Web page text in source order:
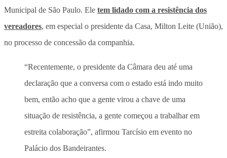
Municipal de São Paulo. Ele tem lidado com a resistência dos
vereadores, em especial o presidente da Casa, Milton Leite (União),
no processo de concessão da companhia.
“Recentemente, o presidente da Câmara deu até uma
declaração que a conversa com o estado está indo muito
bem, então acho que a gente virou a chave de uma
situação de resistência, a gente começou a trabalhar em
estreita colaboração”, afirmou Tarcísio em evento no
Palácio dos Bandeirantes.